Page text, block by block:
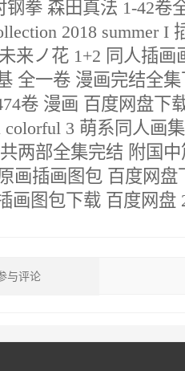
卷 漫画 百度网盘下
画插画图包 百度网盘
画图包下载 百度网盘
与评论